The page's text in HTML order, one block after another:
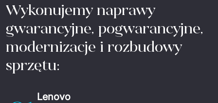
Wykonujemy naprawy
gwarancyjne, pogwarancyjne,
modernizacje i rozbudowy
sprzętu:
Lenovo